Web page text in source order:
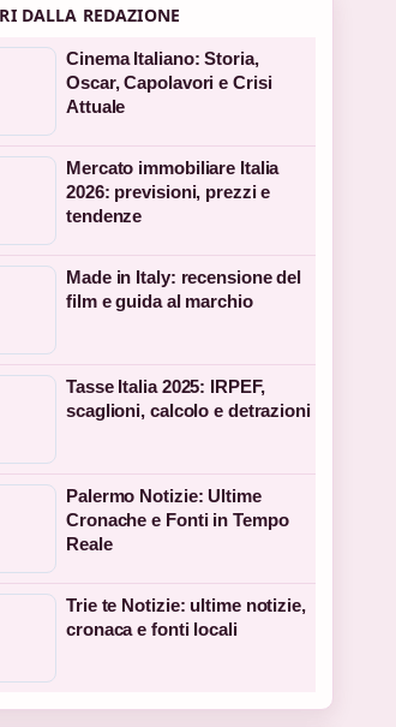
DALLA REDAZIONE
Cinema Italiano: Storia,
Oscar, Capolavori e Crisi
Attuale
Mercato immobiliare Italia
2026: previsioni, prezzi e
tendenze
Made in Italy: recensione del
film e guida al marchio
Tasse Italia 2025: IRPEF,
scaglioni, calcolo e detrazioni
Palermo Notizie: Ultime
Cronache e Fonti in Tempo
Reale
Trie te Notizie: ultime notizie,
cronaca e fonti locali